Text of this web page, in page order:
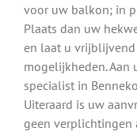
voor uw balkon; in
Plaats dan uw
en laat u
mogelijkheden. Aan
specialist in
Uiteraard is uw
geen verplichtingen